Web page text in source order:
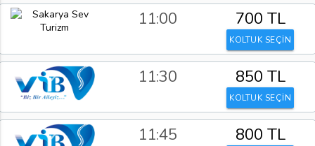
11:00 700 TL
KOLTUK SEÇİN
11:30 850 TL
KOLTUK SEÇİN
11:45 800 TL